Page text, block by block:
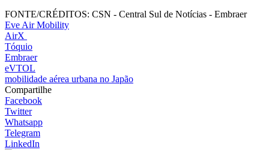
FONTE/CRÉDITOS: CSN - Central Sul de Notícias - Embraer
Eve Air Mobility
AirX
Tóquio
Embraer
eVTOL
mobilidade aérea urbana no Japão
Compartilhe
Facebook
Twitter
Whatsapp
Telegram
LinkedIn